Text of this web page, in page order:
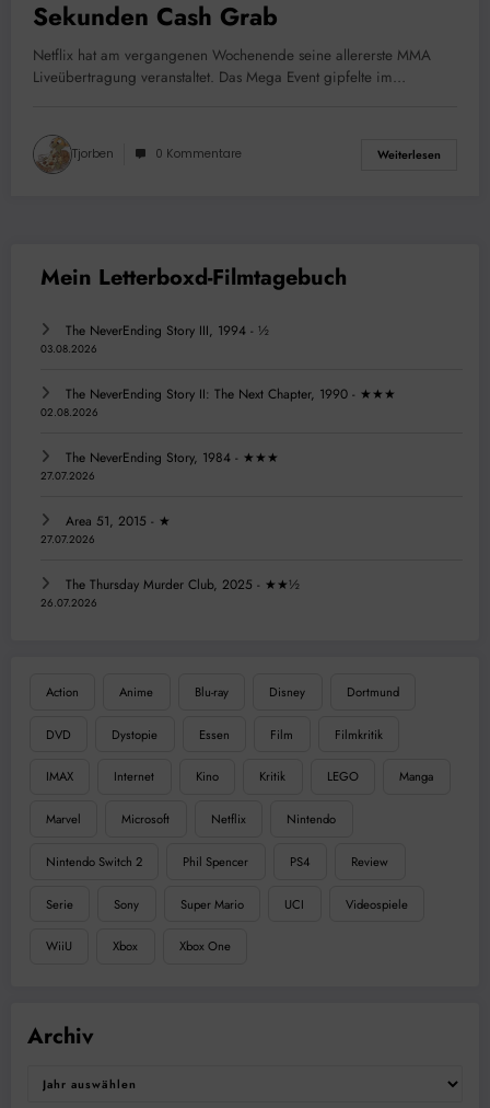
Sekunden Cash Grab
Netflix hat am vergangenen Wochenende seine allererste MMA
Liveübertragung veranstaltet. Das Mega Event gipfelte im…
Tjorben 0 Kommentare Weiterlesen
The NeverEnding Story III, 1994 - ½
03.08.2026
The NeverEnding Story II: The Next Chapter, 1990 - ★★★
02.08.2026
The NeverEnding Story, 1984 - ★★★
27.07.2026
Area 51, 2015 - ★
27.07.2026
The Thursday Murder Club, 2025 - ★★½
26.07.2026
Action Anime Blu-ray Disney Dortmund
DVD Dystopie Essen Film Filmkritik
IMAX Internet Kino Kritik LEGO Manga
Marvel Microsoft Netflix Nintendo
Nintendo Switch 2 Phil Spencer PS4 Review
Serie Sony Super Mario UCI Videospiele
WiiU Xbox Xbox One